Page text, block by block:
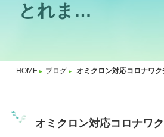
とれま…
HOME ブログ オミクロン対応コロナワ
オミクロン対応コロナワ